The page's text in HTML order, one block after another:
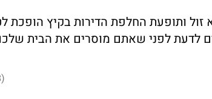
ותופעת החלפת הדירות בקיץ הופכת
לדעת לפני שאתם מוסרים את הבית
(18)